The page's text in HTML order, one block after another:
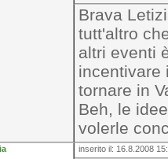
Brava
tutt'altro
altri eventi
incentivare
tornare in
Beh, le
volerle
inserito il: 16.8.2008